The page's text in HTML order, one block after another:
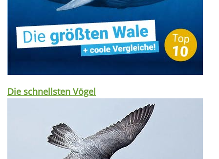
Die schnellsten Vögel